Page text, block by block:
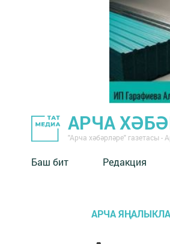
АРЧА
"Арча хәбәрләре" газетасы -
Баш бит Редакция
АРЧА